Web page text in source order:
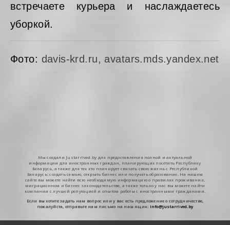
встречаете курьера и наслаждаетесь
уборкой.
Фото: davis-krd.ru, avatars.mds.yandex.net
Мы создали Justarrived.by для предоставления полной и актуальной
информации для иностранных граждан, планирующих посетить Республику
Беларусь, а также для тех кто планирует связать свою жизнь с Республикой
Беларусь: создать семью, открыть бизнес или получать образование. На нашем
сайте вы можете найти всю необходимую информацию о правилах проживания,
миграционном и бизнес законодательстве, а также только у нас вы можете найти
компании с лучшей репутацией и опытом работы с иностранными гражданами.
Если вы хотите задать нам вопрос или у вас есть предложение о сотрудничестве,
пожалуйста, отправьте нам письмо на наш ящик: info@justarrived.by